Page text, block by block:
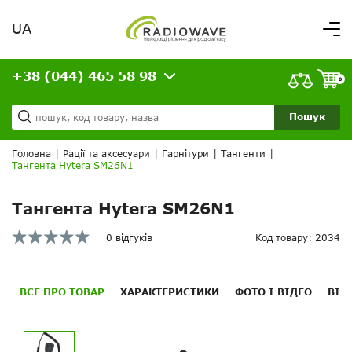
Вітаємо,
увійдіть в особистий кабінет
Доставка та оплата
Кредит
Статті
ВАШЕ ЗАМОВЛЕННЯ
UA
Пошук
+38 (044) 465 58 98 0
Головна Рації та аксесуари Гарнітури Тангенти
Тангента Hytera SM26N1
Тангента Hytera SM26N1
0 відгуків Код товару: 2034
ВСЕ ПРО ТОВАР ХАРАКТЕРИСТИКИ ФОТО І ВІДЕО